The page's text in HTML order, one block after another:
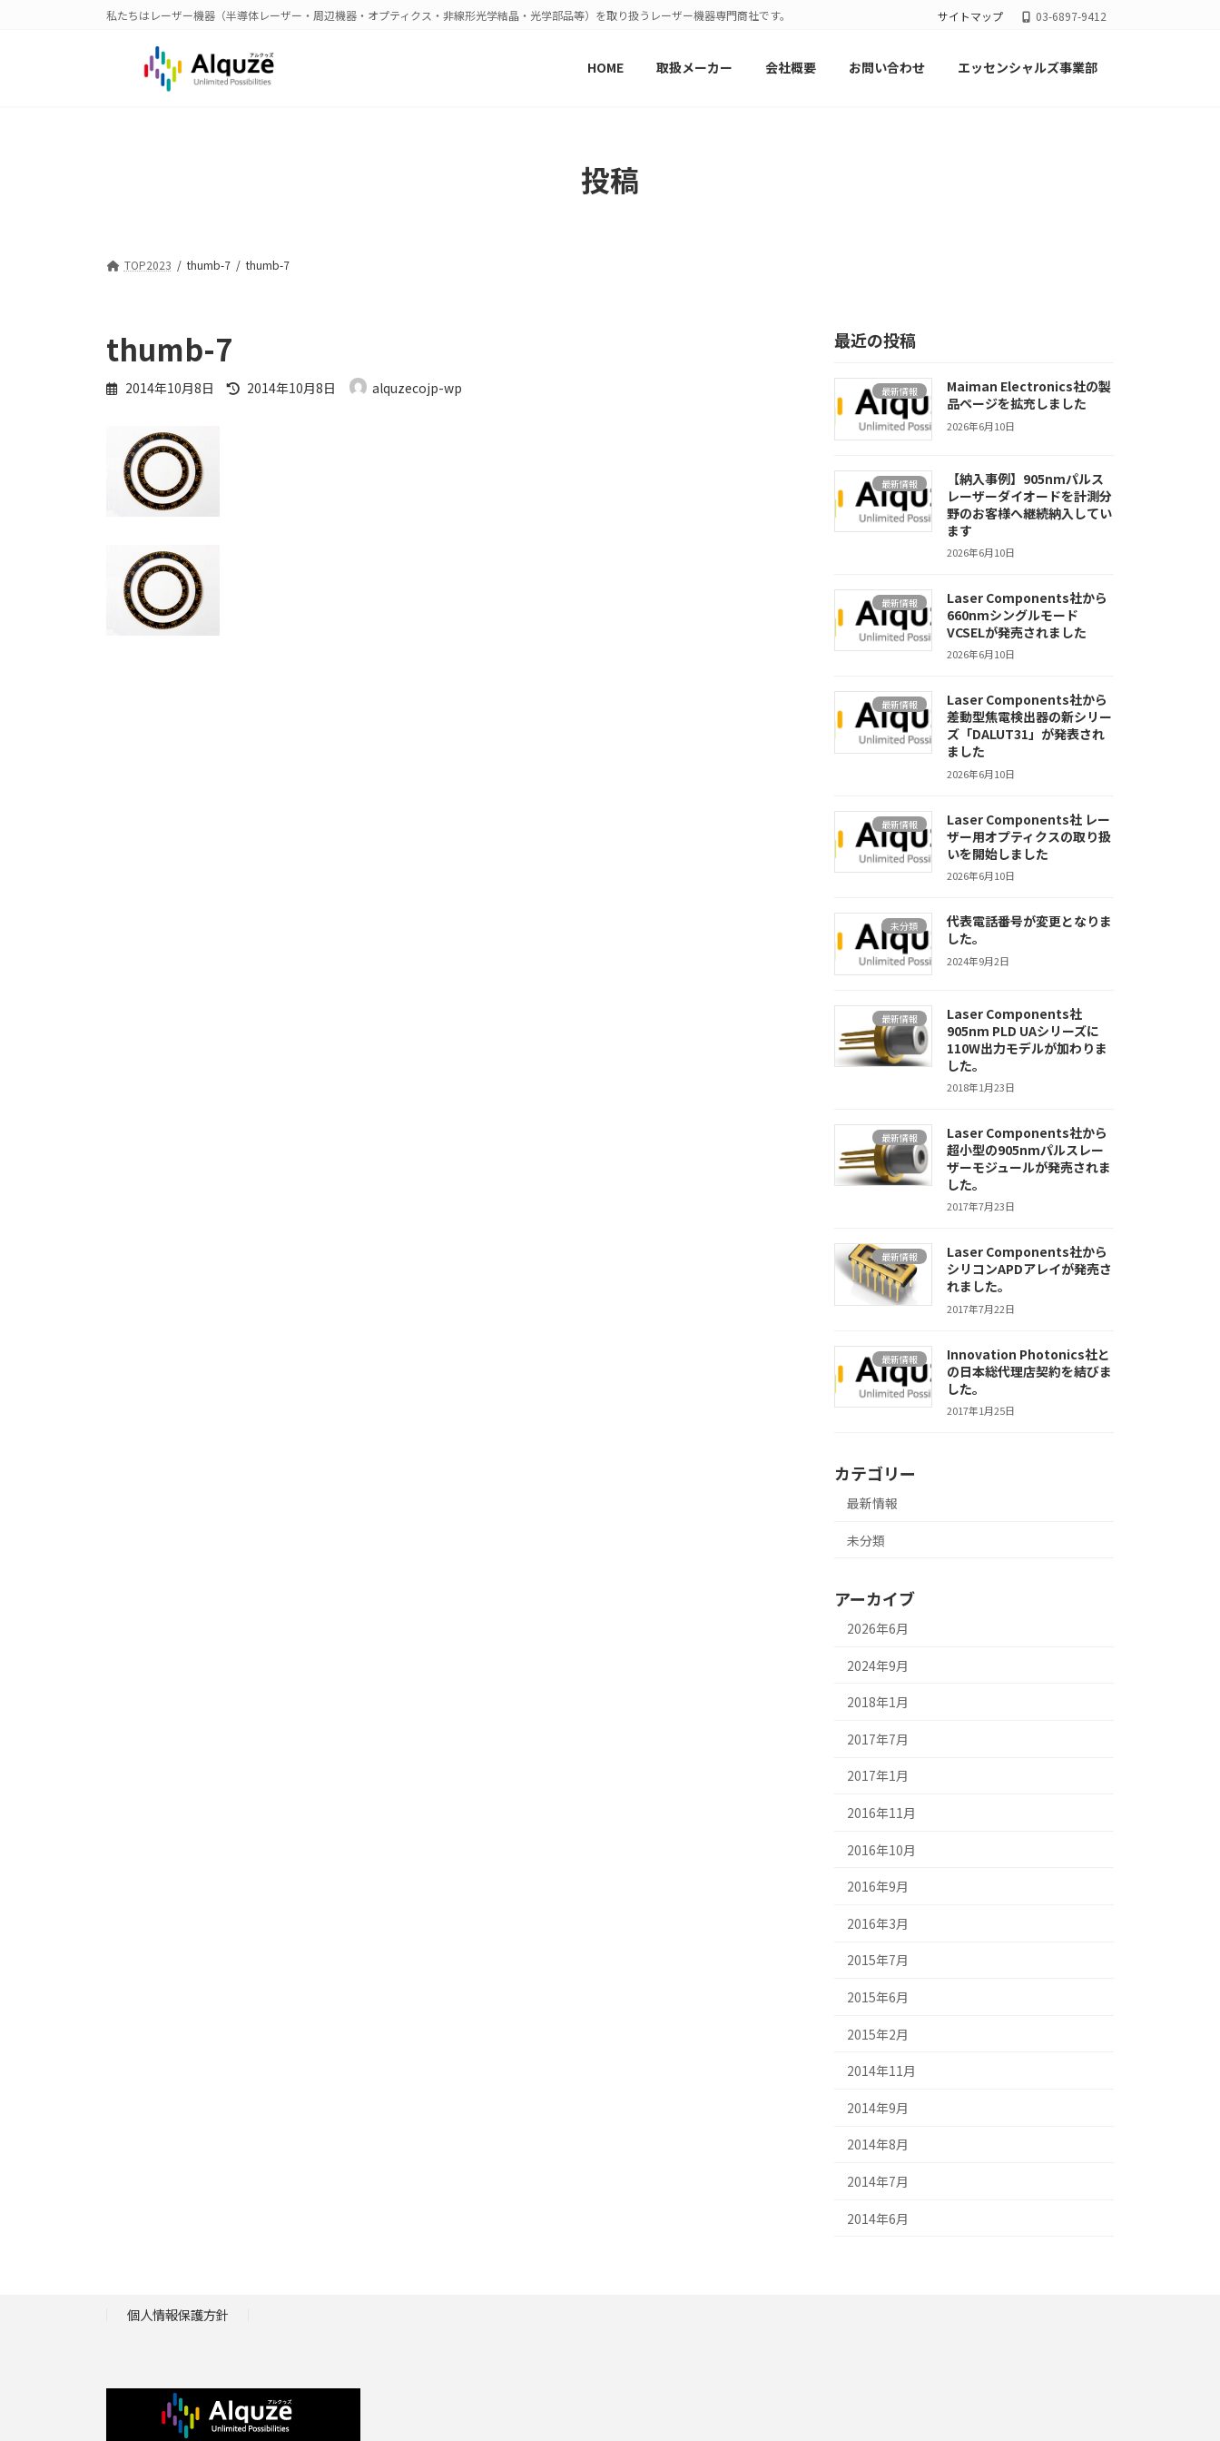
私たちはレーザー機器（半導体レーザー・周辺機器・オプティクス・非線形光学結晶・光学部品等）を取り扱うレーザー機器専門商社です。 サイトマップ 03-6897-9412
HOME 取扱メーカー 会社概要 お問い合わせ エッセンシャルズ事業部
投稿
TOP2023 thumb-7 thumb-7
thumb-7
2014年10月8日
最
2014年10月8日 alquzecojp-wp
最近の投稿
最新情報
Maiman Electronics社の製
品ページを拡充しました
2026年6月10日
最新情報
【納入事例】905nmパルス
レーザーダイオードを計測分
野のお客様へ継続納入してい
ます
2026年6月10日
最新情報
Laser Components社から
660nmシングルモード
VCSELが発売されました
2026年6月10日
最新情報
Laser Components社から
差動型焦電検出器の新シリー
ズ「DALUT31」が発表され
ました
2026年6月10日
最新情報
Laser Components社 レー
ザー用オプティクスの取り扱
いを開始しました
2026年6月10日
未分類
代表電話番号が変更となりま
した。
2024年9月2日
最新情報
Laser Components社
905nm PLD UAシリーズに
110W出力モデルが加わりま
した。
2018年1月23日
最新情報
Laser Components社から
超小型の905nmパルスレー
ザーモジュールが発売されま
した。
2017年7月23日
最新情報
Laser Components社から
シリコンAPDアレイが発売さ
れました。
2017年7月22日
最新情報
Innovation Photonics社と
の日本総代理店契約を結びま
した。
2017年1月25日
カテゴリー
最新情報
未分類
アーカイブ
2026年6月
2024年9月
2018年1月
2017年7月
2017年1月
2016年11月
2016年10月
2016年9月
2016年3月
2015年7月
2015年6月
2015年2月
2014年11月
2014年9月
2014年8月
2014年7月
2014年6月
個人情報保護方針